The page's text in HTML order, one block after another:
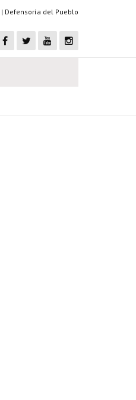
| Defensoría del Pueblo